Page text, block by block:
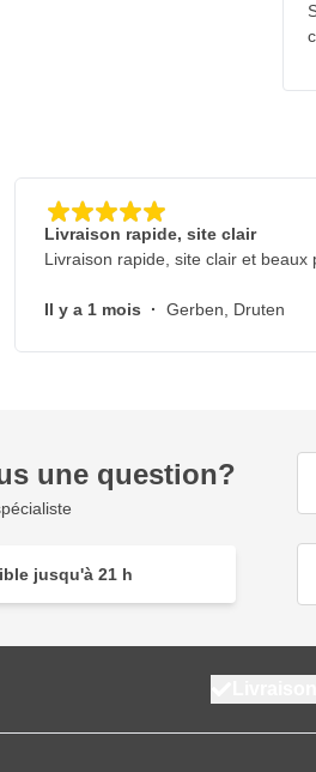
de la chaleur
les apprêts, les mastics et
la durée de vie des lampes
Livraison rapide, site clair
Livraison rapide, site clair et beaux
Il y a 1 mois · Gerben, Druten
une question?
jusqu'à 21 h